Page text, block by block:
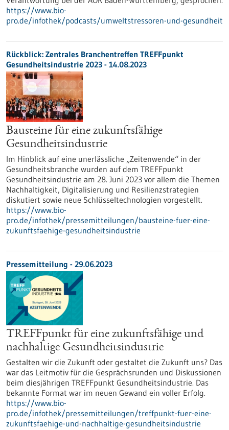
https://www.bio-
pro.de/infothek/podcasts/umweltstressoren-und-gesundheit
Rückblick: Zentrales Branchentreffen TREFFpunkt
Gesundheitsindustrie 2023 - 14.08.2023
Bausteine für eine zukunftsfähige
Gesundheitsindustrie
Im Hinblick auf eine unerlässliche „Zeitenwende“ in der
Gesundheitsbranche wurden auf dem TREFFpunkt
Gesundheitsindustrie am 28. Juni 2023 vor allem die Themen
Nachhaltigkeit, Digitalisierung und Resilienzstrategien
diskutiert sowie neue Schlüsseltechnologien vorgestellt.
https://www.bio-
pro.de/infothek/pressemitteilungen/bausteine-fuer-eine-
zukunftsfaehige-gesundheitsindustrie
Pressemitteilung - 29.06.2023
TREFFpunkt für eine zukunftsfähige und
nachhaltige Gesundheitsindustrie
Gestalten wir die Zukunft oder gestaltet die Zukunft uns? Das
war das Leitmotiv für die Gesprächsrunden und Diskussionen
beim diesjährigen TREFFpunkt Gesundheitsindustrie. Das
bekannte Format war im neuen Gewand ein voller Erfolg.
https://www.bio-
pro.de/infothek/pressemitteilungen/treffpunkt-fuer-eine-
zukunftsfaehige-und-nachhaltige-gesundheitsindustrie